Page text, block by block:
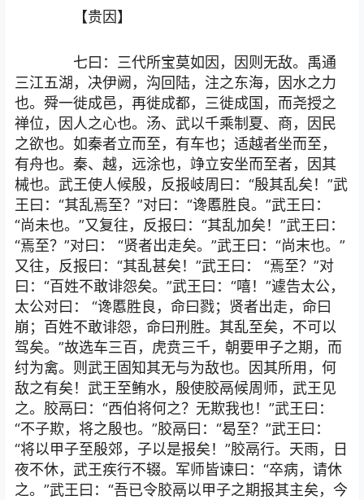
【贵因】
七曰：三代所宝莫如因，因则无敌。禹通
三江五湖，决伊阙，沟回陆，注之东海，因水之力
也。舜一徙成邑，再徙成都，三徙成国，而尧授之
禅位，因人之心也。汤、武以千乘制夏、商，因民
之欲也。如秦者立而至，有车也；适越者坐而至，
有舟也。秦、越，远涂也，竫立安坐而至者，因其
械也。武王使人候殷，反报岐周曰：“殷其乱矣！”武
王曰：“其乱焉至？”对曰：“谗慝胜良。”武王曰：
“尚未也。”又复往，反报曰：“其乱加矣！”武王曰：
“焉至？”对曰： “贤者出走矣。”武王曰：“尚末也。”
又往，反报曰：“其乱甚矣！”武王曰： “焉至？”对
曰：“百姓不敢诽怨矣。”武王曰：“嘻！”遽告太公，
太公对曰： “谗慝胜良，命曰戮；贤者出走，命曰
崩；百姓不敢诽怨，命曰刑胜。其乱至矣，不可以
驾矣。”故选车三百，虎贲三千，朝要甲子之期，而
纣为禽。则武王固知其无与为敌也。因其所用，何
敌之有矣！武王至鲔水，殷使胶鬲候周师，武王见
之。胶鬲曰：“西伯将何之？无欺我也！”武王曰：
“不子欺，将之殷也。”胶鬲曰：“曷至？”武王曰：
“将以甲子至殷郊，子以是报矣！”胶鬲行。天雨，日
夜不休，武王疾行不辍。军师皆谏曰：“卒病，请休
之。”武王曰：“吾已令胶鬲以甲子之期报其主矣，今